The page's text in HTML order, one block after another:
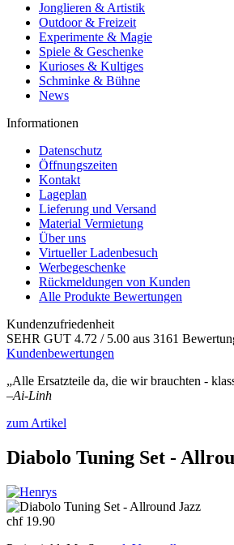
Jonglieren & Artistik
Outdoor & Freizeit
Experimente & Magie
Spiele & Geschenke
Kurioses & Kultiges
Schminke & Bühne
News
Informationen
Datenschutz
Öffnungszeiten
Kontakt
Lageplan
Lieferung und Versand
Material Vermietung
Über uns
Virtueller Ladenbesuch
Werbegeschenke
Rückmeldungen von Kunden
Alle Produkte Bewertungen
Kundenzufriedenheit
SEHR GUT 4.72 / 5.00 aus 3161
Kundenbewertungen
„Alle Ersatzteile da, die wir brauchten -
–Ai-Linh
zum Artikel
Diabolo Tuning Set -
chf 19.90